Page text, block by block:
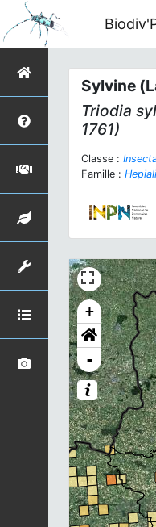
Sylvine
Triodia
1761)
Classe :
Famille :
+
-